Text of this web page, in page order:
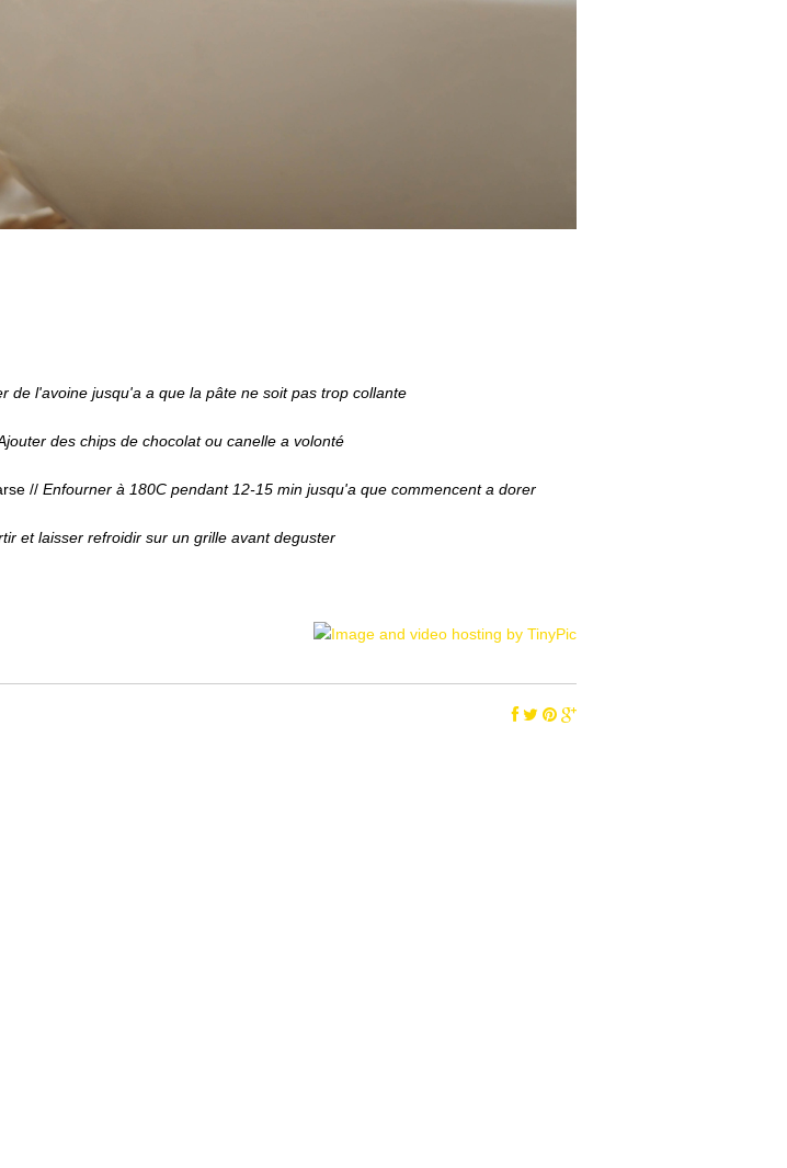
de l'avoine jusqu'a a que la pâte ne soit pas trop collante
des chips de chocolat ou canelle a volonté
// Enfourner à 180C pendant 12-15 min jusqu'a que commencent a dorer
et laisser refroidir sur un grille avant deguster